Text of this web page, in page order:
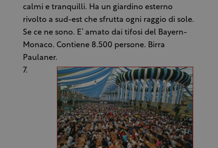
calmi e tranquilli. Ha un giardino esterno
rivolto a sud-est che sfrutta ogni raggio di sole.
Se ce ne sono. E’ amato dai tifosi del Bayern-
Monaco. Contiene 8.500 persone. Birra
Paulaner.
7.